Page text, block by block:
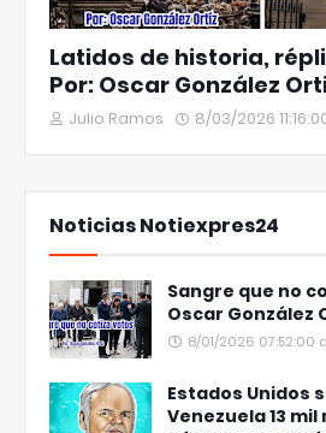
Latidos de historia,
Por: Oscar González
Julio Ramos 8/03/2026
Noticias Notiexpres24
Sangre que no
Oscar González
8/01/2026 07:52:00
Estados Unidos
Venezuela 13